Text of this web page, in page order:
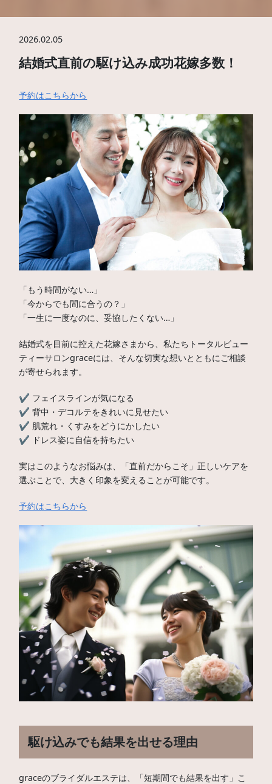
2026.02.05
結婚式直前の駆け込み成功花嫁多数！
予約はこちらから
「もう時間がない…」
「今からでも間に合うの？」
「一生に一度なのに、妥協したくない…」
結婚式を目前に控えた花嫁さまから、私たちトータルビュー
ティーサロンgraceには、そんな切実な想いとともにご相談
が寄せられます。
✔ フェイスラインが気になる
✔ 背中・デコルテをきれいに見せたい
✔ 肌荒れ・くすみをどうにかしたい
✔ ドレス姿に自信を持ちたい
実はこのようなお悩みは、「直前だからこそ」正しいケアを
選ぶことで、大きく印象を変えることが可能です。
予約はこちらから
駆け込みでも結果を出せる理由
graceのブライダルエステは、「短期間でも結果を出す」こ